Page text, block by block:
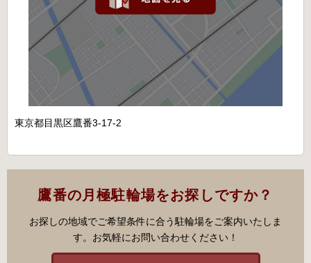
東京都目黒区鷹番3-17-2
鷹番の月極駐輪場をお探しですか？
お探しの地域でご希望条件に合う駐輪場をご案内いたしま
す。お気軽にお問い合わせください！